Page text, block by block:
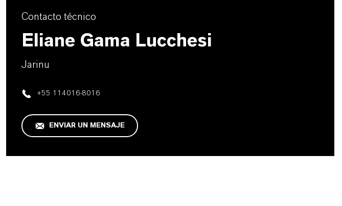
Contacto técnico
Eliane Gama Lucchesi
Jarinu
+55 114016-8016
ENVIAR UN MENSAJE